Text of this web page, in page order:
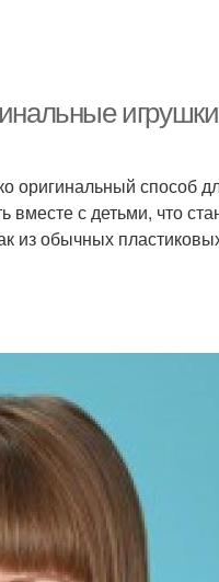
оригинальный способ
вместе с детьми, что
обычных